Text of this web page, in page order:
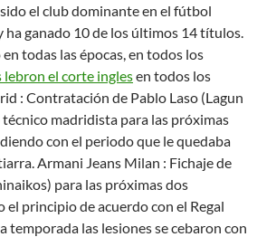
el club dominante en el fútbol
ganado 10 de los últimos 14 títulos.
todas las épocas, en todos los
lebron el corte inglesen todos los
: Contratación de Pablo Laso (Lagun
madridista para las próximas
con el periodo que le quedaba
Armani Jeans Milan : Fichaje de
para las próximas dos
principio de acuerdo con el Regal
temporada las lesiones se cebaron con